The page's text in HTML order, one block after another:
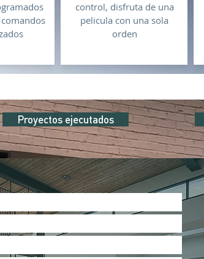
control, disfruta de una
pelicula con una sola
orden
Proyectos ejecutados